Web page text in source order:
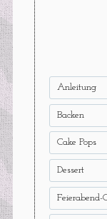
Anleitung
Backen
Cake Pops
Dessert
Feierabend-